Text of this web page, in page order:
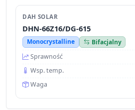
DAH SOLAR
DHN-66Z16/DG-615
Monocrystalline
Bifacjalny
Sprawność
Wsp. temp.
Waga